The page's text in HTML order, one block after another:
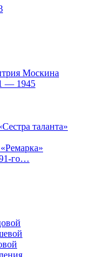
Москина
— 1945
таланта»
го…